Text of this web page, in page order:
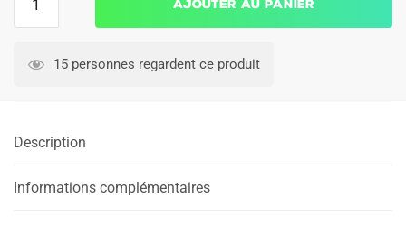
Bresil
Pelé
Ajouter au panier
15 personnes regardent ce produit
Description
Informations complémentaires